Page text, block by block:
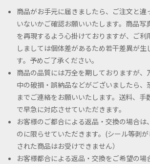
商品がお手元に届きましたら、ご注文と違
いないかご確認お願いいたします。商品写
を再現するよう心掛けておりますが、ご利
しましては個体差があるため若干差異が生
す。予めご了承ください。
商品の品質には万全を期しておりますが、
中の破損・誤納品などがございましたら、
までご連絡をお願いいたします。送料、手
で早急に対応させていただきます。
お客様のご都合による返品・交換の場合は
のに限らせていただきます。(シール等剥
された商品はお受けできません）
お客様都合による返品・交換をご希望の場